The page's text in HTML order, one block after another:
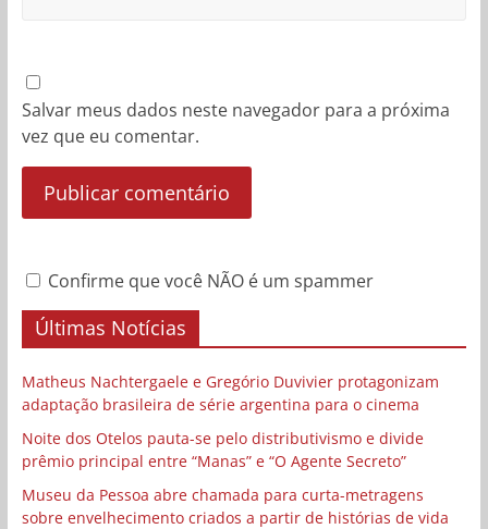
Salvar meus dados neste navegador para a próxima
vez que eu comentar.
Confirme que você NÃO é um spammer
Últimas Notícias
Matheus Nachtergaele e Gregório Duvivier protagonizam
adaptação brasileira de série argentina para o cinema
Noite dos Otelos pauta-se pelo distributivismo e divide
prêmio principal entre “Manas” e “O Agente Secreto”
Museu da Pessoa abre chamada para curta-metragens
sobre envelhecimento criados a partir de histórias de vida